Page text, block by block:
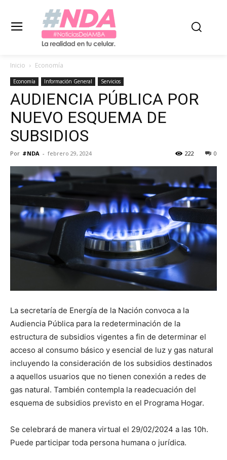
Inicio Economía
Economía Información General Servicios
AUDIENCIA PÚBLICA POR
NUEVO ESQUEMA DE
SUBSIDIOS
Por #NDA - febrero 29, 2024 0
222
La secretaría de Energía de la Nación convoca a la
Audiencia Pública para la redeterminación de la
estructura de subsidios vigentes a fin de determinar el
acceso al consumo básico y esencial de luz y gas natural
incluyendo la consideración de los subsidios destinados
a aquellos usuarios que no tienen conexión a redes de
gas natural. También contempla la readecuación del
esquema de subsidios previsto en el Programa Hogar.
Se celebrará de manera virtual el 29/02/2024 a las 10h.
Puede participar toda persona humana o jurídica.